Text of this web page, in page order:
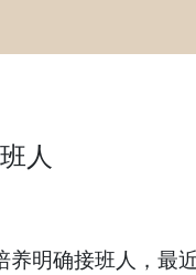
人
明确接班人，最